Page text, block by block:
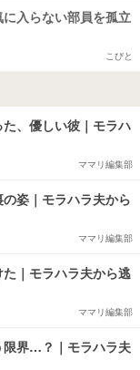
入らない部員を孤立
こびと
、優しい彼｜モラハ
ママリ編集部
姿｜モラハラ夫から
ママリ編集部
た｜モラハラ夫から逃
ママリ編集部
限界…？｜モラハラ夫